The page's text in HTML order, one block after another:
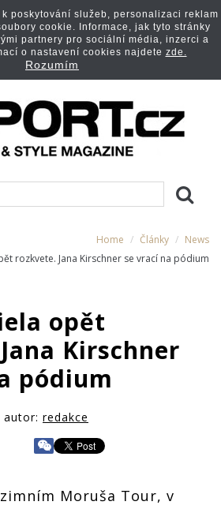
Home Články
News
rozkvete. Jana Kirschner se vrací na pódium
opět
Kirschner
pódium
autor: redakce
Moruša Tour, v
poskytování služeb, personalizaci reklam
cookie. Informace, jak tyto stránky
partnery pro sociální média, inzerci a
o nastavení cookies najdete zde.
Rozumím